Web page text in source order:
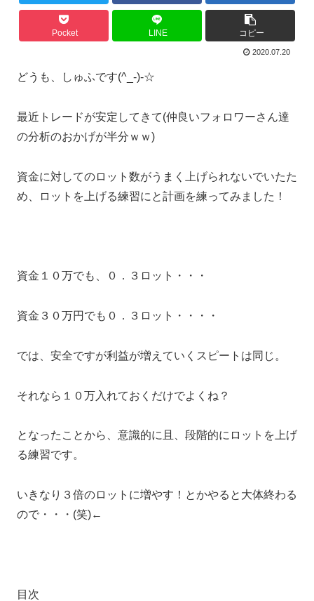
Pocket LINE コピー
2020.07.20
どうも、しゅふです(^_-)-☆
最近トレードが安定してきて(仲良いフォロワーさん達
の分析のおかげが半分ｗｗ)
資金に対してのロット数がうまく上げられないでいたた
め、ロットを上げる練習にと計画を練ってみました！
資金１０万でも、０．３ロット・・・
資金３０万円でも０．３ロット・・・・
では、安全ですが利益が増えていくスピートは同じ。
それなら１０万入れておくだけでよくね？
となったことから、意識的に且、段階的にロットを上げ
る練習です。
いきなり３倍のロットに増やす！とかやると大体終わる
ので・・・(笑)←
目次